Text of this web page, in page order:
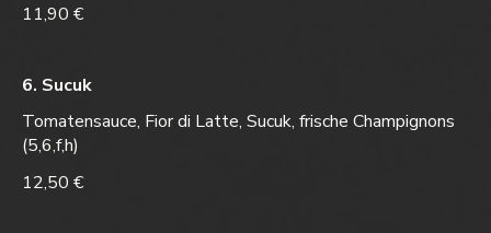
11,90 €
6. Sucuk
Tomatensauce, Fior di Latte, Sucuk, frische Champignons
(5,6,f,h)
12,50 €